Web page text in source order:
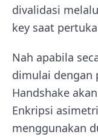
divalidasi
key saat
Nah apabila
dimulai dengan
Handshake
Enkripsi
menggunakan